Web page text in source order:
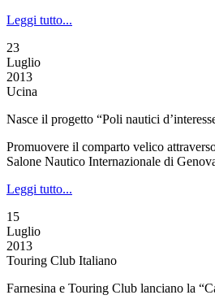
Leggi tutto...
23
Luglio
2013
Ucina
Nasce il progetto “Poli nautici
Promuovere il comparto velico
Salone Nautico Internazionale di
Leggi tutto...
15
Luglio
2013
Touring Club Italiano
Farnesina e Touring Club lanciano la